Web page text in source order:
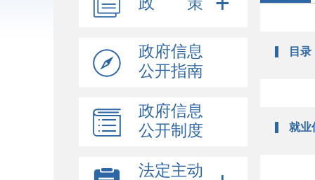
政府信息
公开指南
政府信息
公开制度
法定主动
目录
就业